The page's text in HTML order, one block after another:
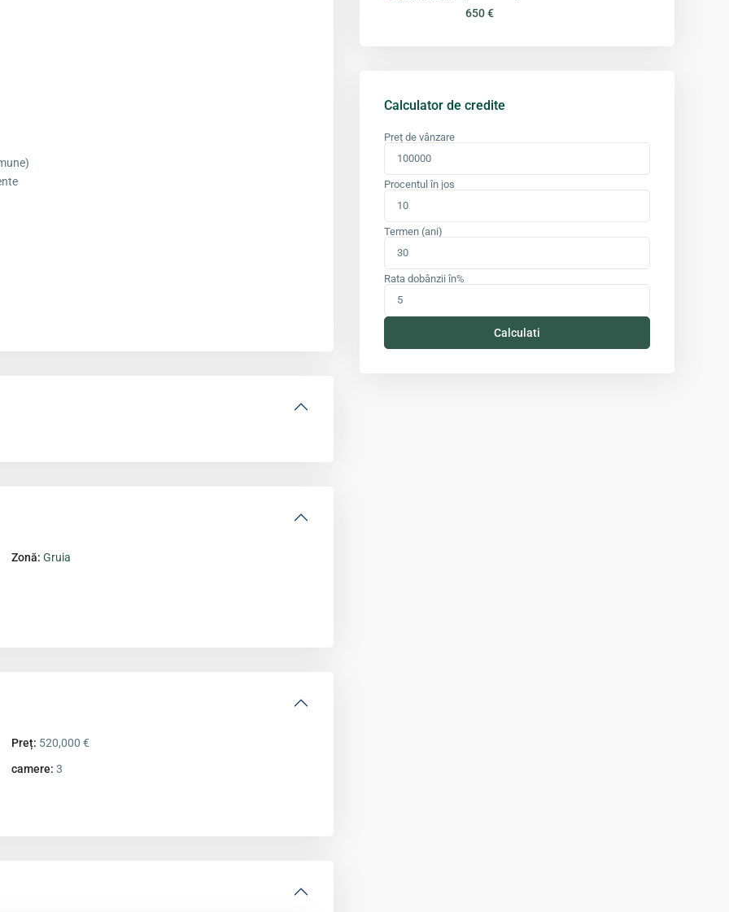
Zonă: Gruia
Preț: 520,000 €
camere: 3
650 €
Calculator de credite
Preț de vânzare
Procentul în jos
Termen (ani)
Rata dobânzii în%
Calculati